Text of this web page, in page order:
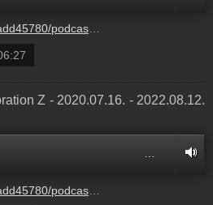
7-12%2F280537152-44100-2-d7f506a3b8103.m4a
Z - 2020.07.16. - 2022.08.12.
7-12%2Fbd122861-76d5-dc3b-6df9-b4671299f224.mp3